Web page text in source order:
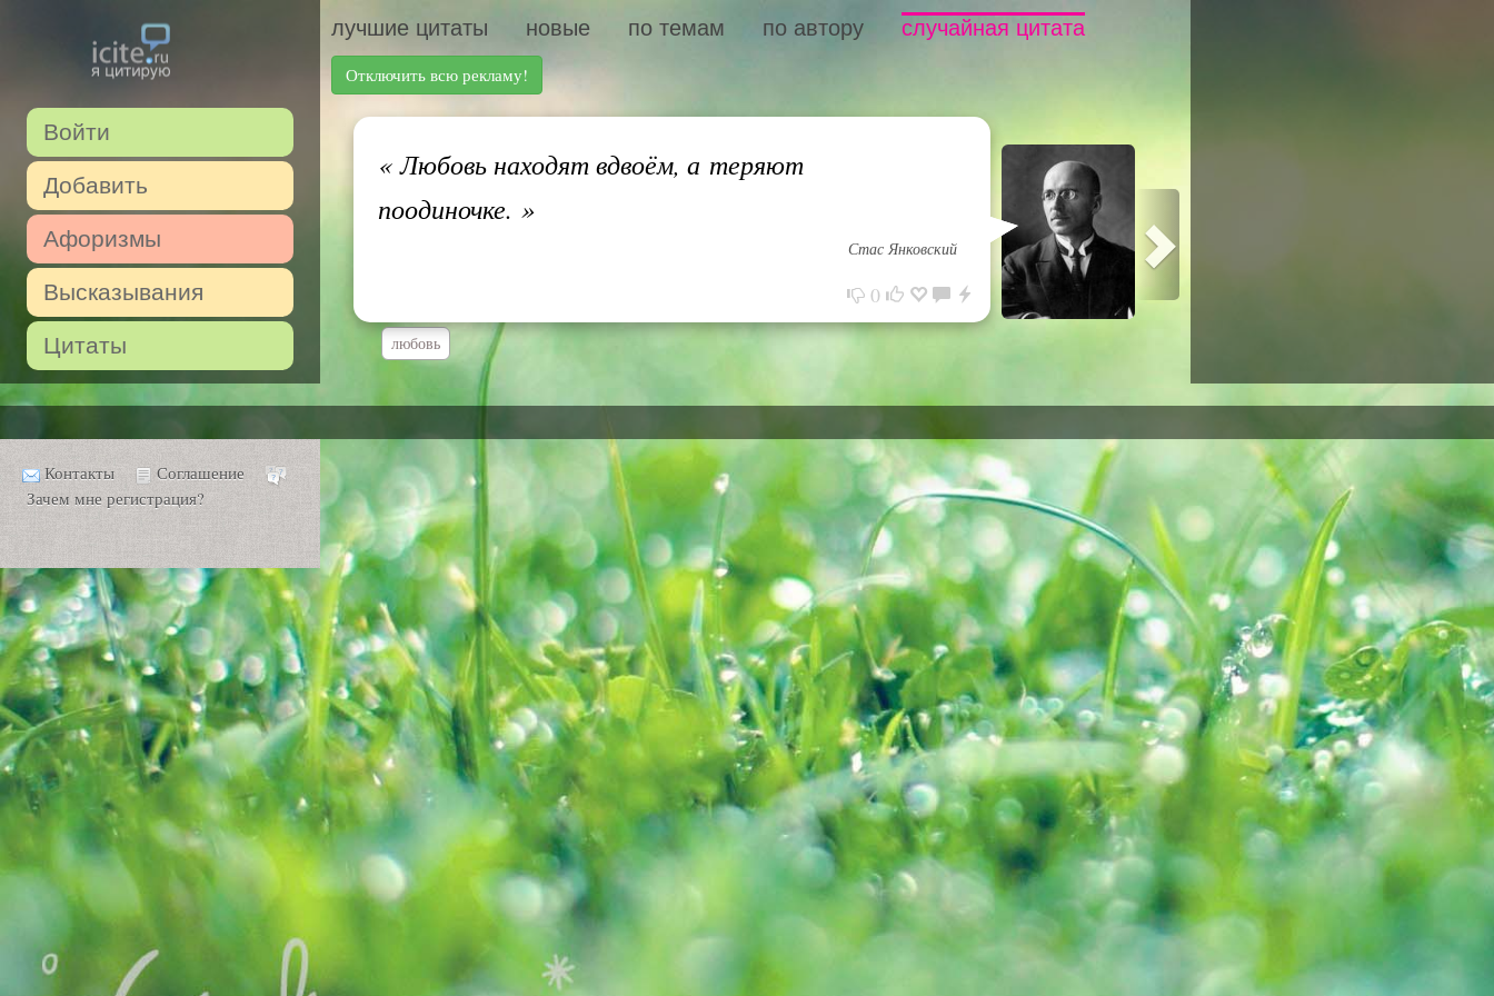
Войти
Добавить
Афоризмы
Высказывания
Цитаты
лучшие цитаты новые по темам по автору случайная цитата
Отключить всю рекламу!
«Любовь находят вдвоём, а теряют
поодиночке. »
Стас Янковский
0
любовь
Контакты
Соглашение
Зачем мне регистрация?